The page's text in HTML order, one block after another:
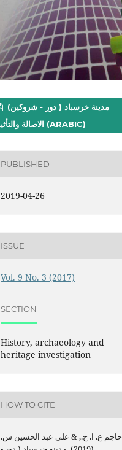
الاصالة والتأثير (ARABIC)
PUBLISHED
2019-04-26
ISSUE
Vol. 9 No. 3 (2017)
SECTION
History, archaeology and
heritage investigation
HOW TO CITE
حاجم ع. ا. ح., & علي عبد الحسين س.